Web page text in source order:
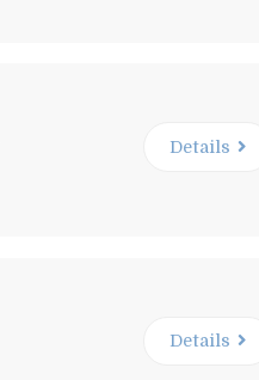
Details
Details